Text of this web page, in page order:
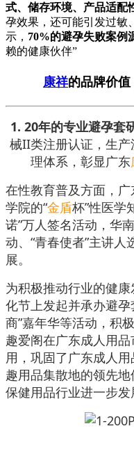
式、储存环境、产品适配
孕效果，还可能引发过敏
示， 70%的避孕失败案例
赖的健康伙伴”
康祥的品牌价
1. 20年的专业避孕套
械II类注册认证，生
理体系，彰显广东
在性教育普及方面，广
学院的“金盾杯”性医学
诺”万人签名活动，华
动、“青春使者”主讲
展。
为积极推动行业的健
化节上发起并承办避
商”嘉年华等活动，积
趣爱阁在广东成人用
用，巩固了广东成人
趣用品集散地的领先
保健用品行业进一步发